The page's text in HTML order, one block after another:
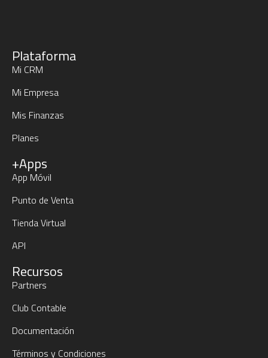
Plataforma
Mi CRM
Mi Empresa
Mis Finanzas
Planes
+Apps
App Móvil
Punto de Venta
Tienda Virtual
API
Recursos
Partners
Club Contable
Documentación
Términos y Condiciones